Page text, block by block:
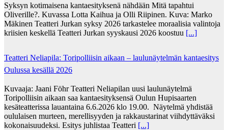
Syksyn kotimaisena kantaesityksenä nähdään Mitä tapahtui
Oliverille?. Kuvassa Lotta Kaihua ja Olli Riipinen. Kuva: Marko
Mäkinen Teatteri Jurkan syksy 2026 tarkastelee moraalisia valintoja
kriisien keskellä Teatteri Jurkan syyskausi 2026 koostuu [...]
Teatteri Neliapila: Toripolliisin aikaan – laulunäytelmän kantaesitys
Oulussa kesällä 2026
Kuvaaja: Jaani Föhr Teatteri Neliapilan uusi laulunäytelmä
Toripolliisin aikaan saa kantaesityksensä Oulun Hupisaarten
kesäteatterissa lauantaina 6.6.2026 klo 19.00. Näytelmä yhdistää
oululaisen murteen, merellisyyden ja rakkaustarinat viihdyttäväksi
kokonaisuudeksi. Esitys juhlistaa Teatteri [...]